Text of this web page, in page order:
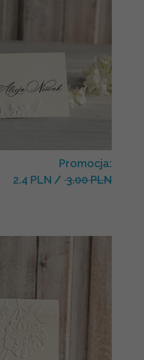
Promocja:
2.4 PLN / 3.00 PLN